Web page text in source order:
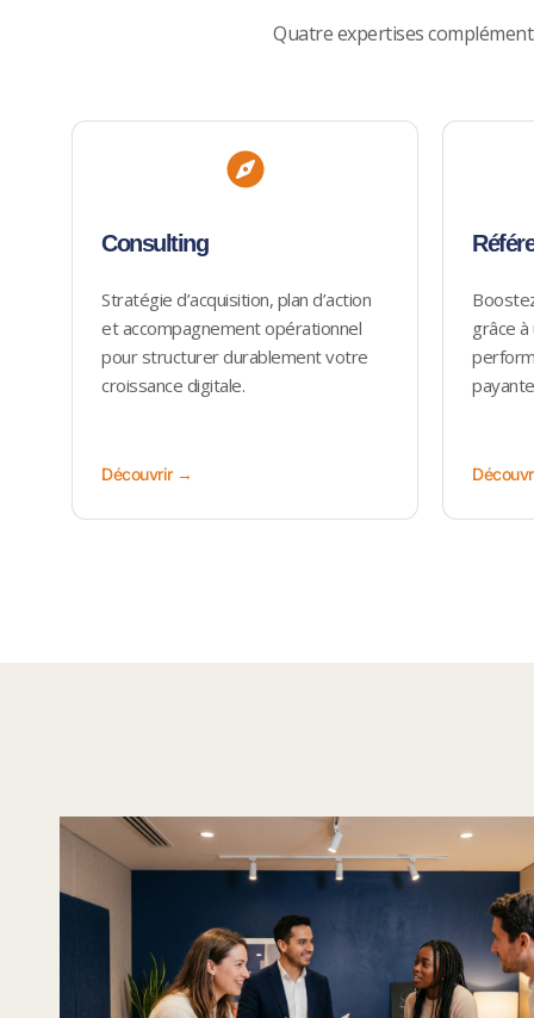
Quatre expertises
Consulting
Stratégie d’acquisition, plan d’action
et accompagnement opérationnel
pour structurer durablement votre
croissance digitale.
Découvrir →
grâce